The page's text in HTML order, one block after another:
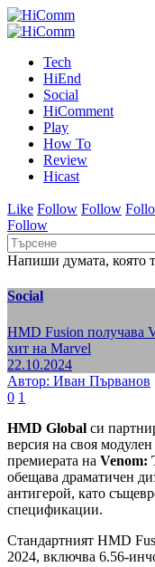
Tech
HiEnd
Social
HiComment
Play
How To
Review
Hicast
Like Follow Follow
Follow
Напиши думата, която
Social
HMD Fusion получава
хит на Marvel
22.10.2024
Автор: Иван Първанов
0 1
HMD Global си
версия на своя
премиерата на Venom:
обещава драматичен
антигерой, като
спецификации.
Стандартният HMD
2024, включва 6.56-